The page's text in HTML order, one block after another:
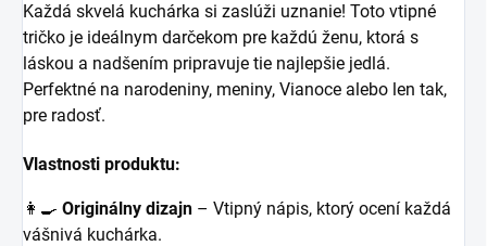
Každá skvelá kuchárka si zaslúži uznanie! Toto vtipné
tričko je ideálnym darčekom pre každú ženu, ktorá s
láskou a nadšením pripravuje tie najlepšie jedlá.
Perfektné na narodeniny, meniny, Vianoce alebo len tak,
pre radosť.
Vlastnosti produktu:
👩‍🍳 Originálny dizajn – Vtipný nápis, ktorý ocení každá
vášnivá kuchárka.